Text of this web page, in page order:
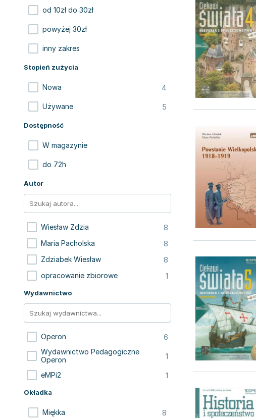
od 10zł do 30zł
powyżej 30zł
inny zakres
Stopień zużycia
Nowa 4
Używane 5
Dostępność
W magazynie
do 72h
Autor
Wiesław Zdzia 8
Maria Pacholska 8
Zdziabek Wiesław 8
opracowanie zbiorowe 1
Wydawnictwo
Operon 6
Wydawnictwo Pedagogiczne
Operon
1
eMPi2 1
Okładka
Miękka 8